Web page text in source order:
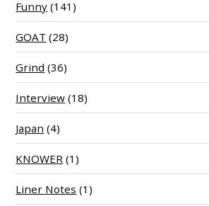
Funny (141)
GOAT (28)
Grind (36)
Interview (18)
Japan (4)
KNOWER (1)
Liner Notes (1)